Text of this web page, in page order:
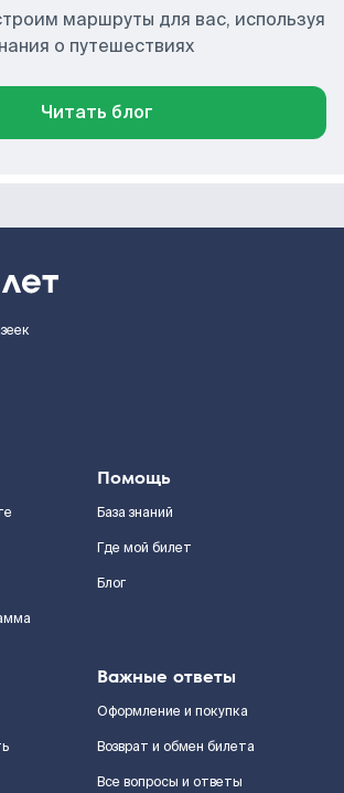
маршруты для вас, используя
о путешествиях
Читать блог
Помощь
База знаний
Где мой билет
Блог
Важные ответы
Оформление и покупка
Возврат и обмен билета
Все вопросы и ответы